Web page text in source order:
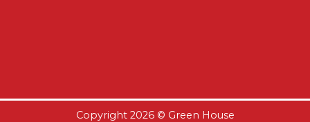
Copyright 2026 © Green House